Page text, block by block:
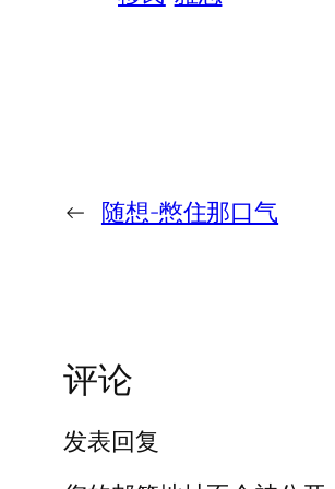
← 随想-憋住那口气
评论
发表回复